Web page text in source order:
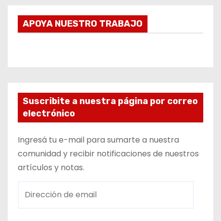
APOYA NUESTRO TRABAJO
Suscribite a nuestra página por correo
electrónico
Ingresá tu e-mail para sumarte a nuestra
comunidad y recibir notificaciones de nuestros
artículos y notas.